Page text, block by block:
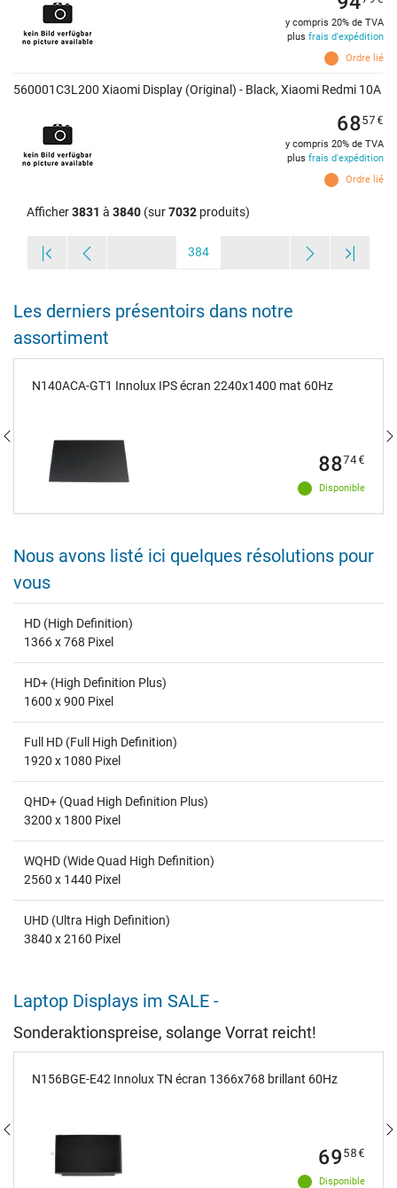
Ordre lié
y compris 20% de TVA
plus frais d'expédition
560001C3L200 Xiaomi Display (Original) - Black, Xiaomi Redmi 10A
Ordre lié
6857€
y compris 20% de TVA
plus frais d'expédition
Afficher3831 à 3840 (sur7032 produits)
384
Les derniers présentoirs dans notre
assortiment
N140ACA-GT1 Innolux IPS écran 2240x1400 mat 60Hz
Disponible
8874€
Nous avons listé ici quelques résolutions pour
vous
HD (High Definition)
1366 x 768 Pixel
HD+ (High Definition Plus)
1600 x 900 Pixel
Full HD (Full High Definition)
1920 x 1080 Pixel
QHD+ (Quad High Definition Plus)
3200 x 1800 Pixel
WQHD (Wide Quad High Definition)
2560 x 1440 Pixel
UHD (Ultra High Definition)
3840 x 2160 Pixel
Laptop Displays im SALE -
Sonderaktionspreise, solange Vorrat reicht!
N156BGE-E42 Innolux TN écran 1366x768 brillant 60Hz
Disponible
6958€